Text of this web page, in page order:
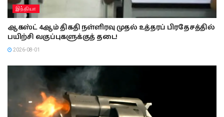
இந்தியா
ஆகஸ்ட் 4ஆம் திகதி நள்ளிரவு முதல் உத்தரப் பிரதேசத்தில்
பயிற்சி வகுப்புகளுக்குத் தடை!
2026-08-01